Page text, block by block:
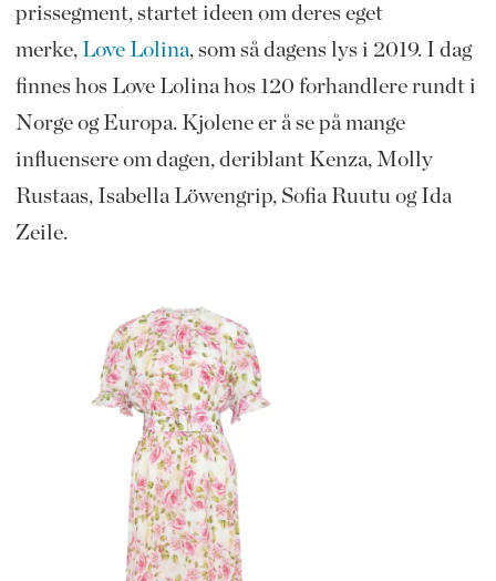
prissegment, startet ideen om deres eget
merke, Love Lolina, som så dagens lys i 2019. I dag
finnes hos Love Lolina hos 120 forhandlere rundt i
Norge og Europa. Kjolene er å se på mange
influensere om dagen, deriblant Kenza, Molly
Rustaas, Isabella Löwengrip, Sofia Ruutu og Ida
Zeile.